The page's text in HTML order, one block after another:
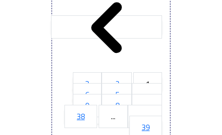
1
2
3
4
5
6
7
8
9
10
...
38
39